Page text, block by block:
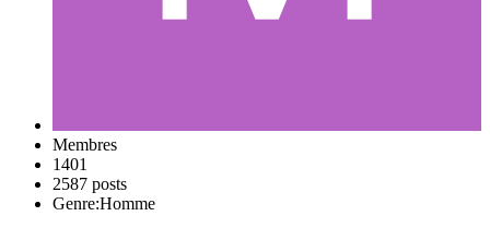
Membres
1401
2587 posts
Genre:Homme